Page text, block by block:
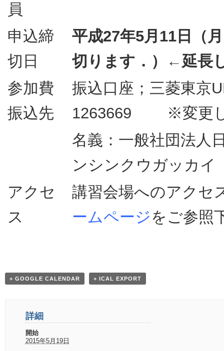
員
申込締
切日
平成27年5月11日（
切ります．）←延長
参加費
振込先
振込口座；三菱東
1263669 ※変更
名義：一般社団法
ンシンクウガッカイ
アクセ
ス
講習会場へのアクセ
ームページをご参照
+ GOOGLE CALENDAR + ICAL EXPORT
詳細
開始
2015年5月19日